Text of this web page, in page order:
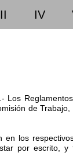
IV
Los
de
en los
por escrito,